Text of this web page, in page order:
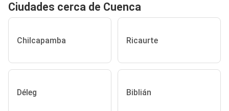
Ciudades cerca de Cuenca
Chilcapamba Ricaurte
Déleg Biblián